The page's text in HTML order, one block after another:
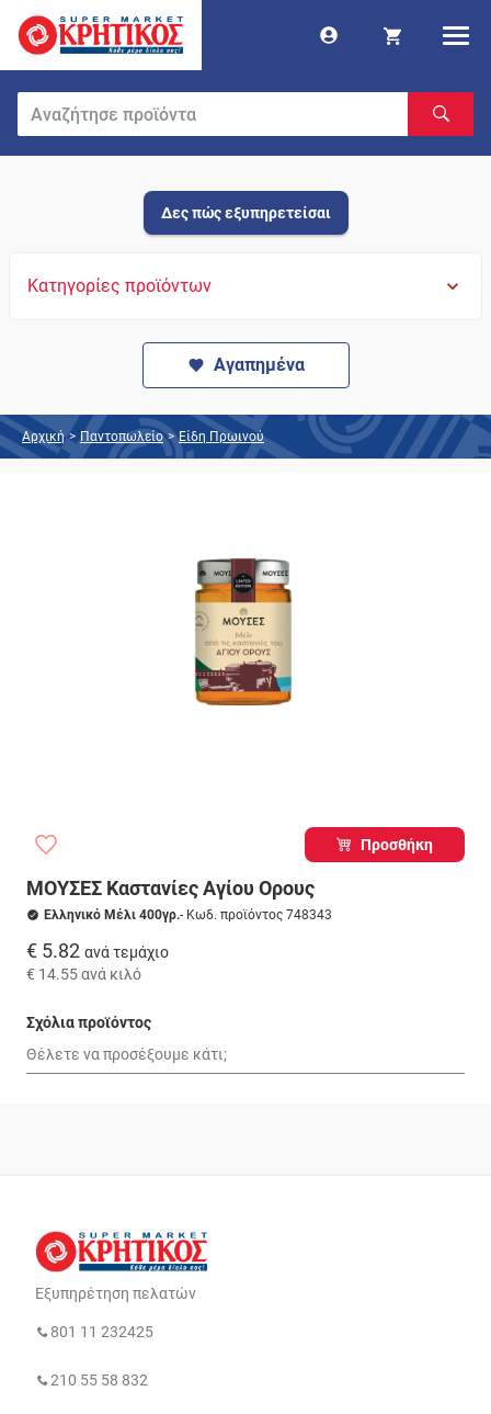
Δες πώς εξυπηρετείσαι
Κατηγορίες προϊόντων
Αγαπημένα
Αρχική > Παντοπωλείο > Είδη Πρωινού
Προσθήκη
ΜΟΥΣΕΣ Καστανίες Αγίου Ορους
Ελληνικό Μέλι 400γρ.- Κωδ. προϊόντος 748343
€ 5.82 ανά τεμάχιο
€ 14.55ανά κιλό
Σχόλια προϊόντος
Εξυπηρέτηση πελατών
801 11 232425
210 55 58 832